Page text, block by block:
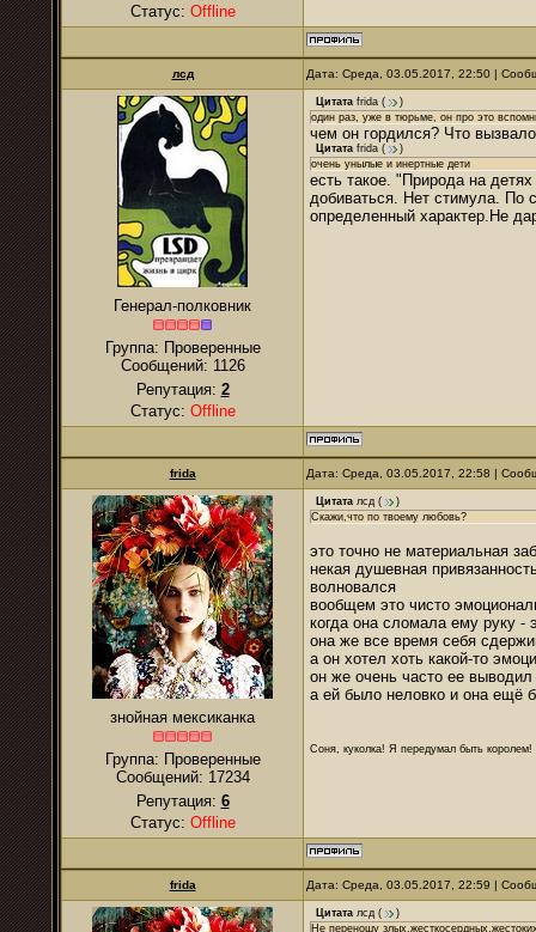
Статус: Offline
лсд Дата: Среда, 03.05.2017, 22:50 |
Генерал-полковник
Группа: Проверенные
Сообщений: 1126
Репутация: 2
Статус: Offline
Цитата frida (
)
один раз, уже в тюрьме, он про это
чем он гордился? Что
Цитата frida (
)
очень унылые и инертные дети
есть такое. "Природа на
добиваться. Нет стимула. По
определенный характер.Не
frida Дата: Среда, 03.05.2017, 22:58 |
знойная мексиканка
Группа: Проверенные
Сообщений: 17234
Репутация: 6
Статус: Offline
Цитата лсд (
)
Скажи,что по твоему любовь?
это точно не материальная
некая душевная
волновался
вообщем это чисто
когда она сломала ему руку -
она же все время себя
а он хотел хоть какой-то
он же очень часто ее
а ей было неловко и она ещё
Соня, куколка! Я передумал быть
frida Дата: Среда, 03.05.2017, 22:59 |
Цитата лсд (
)
Не переношу